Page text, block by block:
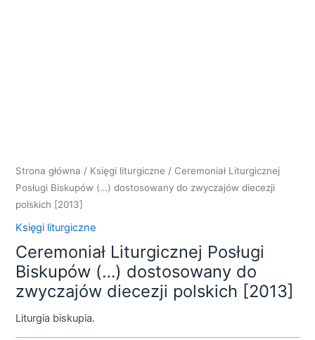
Strona główna / Księgi liturgiczne / Ceremoniał Liturgicznej
Posługi Biskupów (…) dostosowany do zwyczajów diecezji
polskich [2013]
Księgi liturgiczne
Ceremoniał Liturgicznej Posługi
Biskupów (…) dostosowany do
zwyczajów diecezji polskich [2013]
Liturgia biskupia.